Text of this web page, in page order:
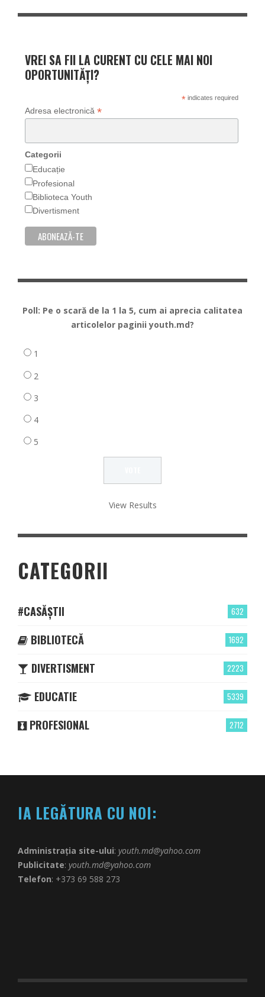
VREI SA FII LA CURENT CU CELE MAI NOI
OPORTUNITĂȚI?
*indicates required
Adresa electronică *
Categorii
Educație
Profesional
Biblioteca Youth
Divertisment
Poll: Pe o scară de la 1 la 5, cum ai aprecia calitatea
articolelor paginii youth.md?
1
2
3
4
5
View Results
CATEGORII
632
#CASĂȘTII
1692
BIBLIOTECĂ
2223
DIVERTISMENT
5339
EDUCATIE
2712
PROFESIONAL
IA LEGĂTURA CU NOI:
Administrația site-ului: youth.md@yahoo.com
Publicitate: youth.md@yahoo.com
Telefon: +373 69 588 273